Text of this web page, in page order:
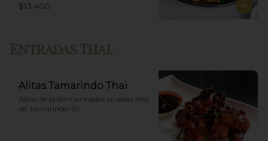
$13.400
Entradas Thai.
Alitas Tamarindo Thai
Alitas de pollo marinadas en salsa thai
de  tamarindo. (5)